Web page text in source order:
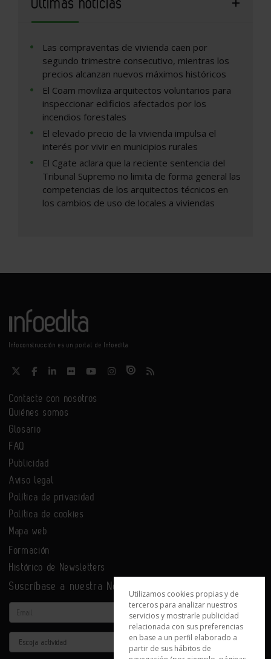
Las compraventas de vivienda caen por
segundo trimestre consecutivo, mientras los
precios alcanzan nuevos máximos históricos
El Coam moviliza arquitectos voluntarios para
inspeccionar edificios afectados por los
incendios forestales
El elevado precio de la vivienda impulsa el
interés por vivir en municipios rurales
El Cgate aclara que la reciente sentencia del
Tribunal Supremo no limita de forma general las
competencias de los arquitectos técnicos en
los cambios de uso de locales a viviendas
Infoconstrucción es un portal de Infoedita
Contacte con nosotros
Quiénes somos
Glosario
FAQ
Publicidad
Aviso legal
Política de privacidad
Política de cookies
Mapa web
Formación
Histórico de Newsletters
Suscríbase a nuestra Newsletter
Email
Actividad
Utilizamos cookies propias y de
terceros para analizar nuestros
servicios y mostrarle publicidad
relacionada con sus preferencias
en base a un perfil elaborado a
partir de sus hábitos de